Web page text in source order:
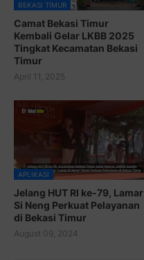
BEKASI TIMUR
Camat Bekasi Timur
Kembali Gelar LKBB 2025
Tingkat Kecamatan Bekasi
Timur
April 11, 2025
APLIKASI
Jelang HUT RI ke-79, Lamar
Si Neng Perkuat Pelayanan
di Bekasi Timur
August 09, 2024